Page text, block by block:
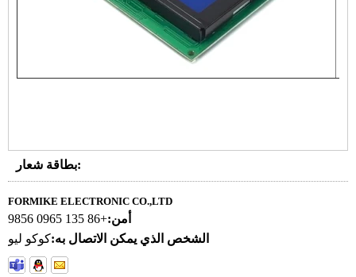
بطاقة شعار:
FORMIKE ELECTRONIC CO.,LTD
أمن:+86 135 0965 9856
الشخص الذي يمكن الاتصال به:كوكو ليو